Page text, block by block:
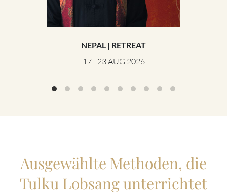
NEPAL | RETREAT
17 - 23 AUG 2026
Ausgewählte Methoden, die
Tulku Lobsang unterrichtet